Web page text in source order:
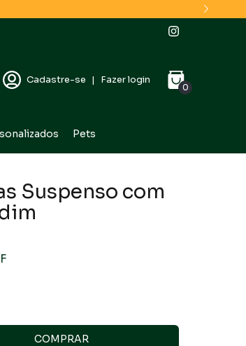
Cadastre-se | Fazer login
0
Pets
Suspenso com